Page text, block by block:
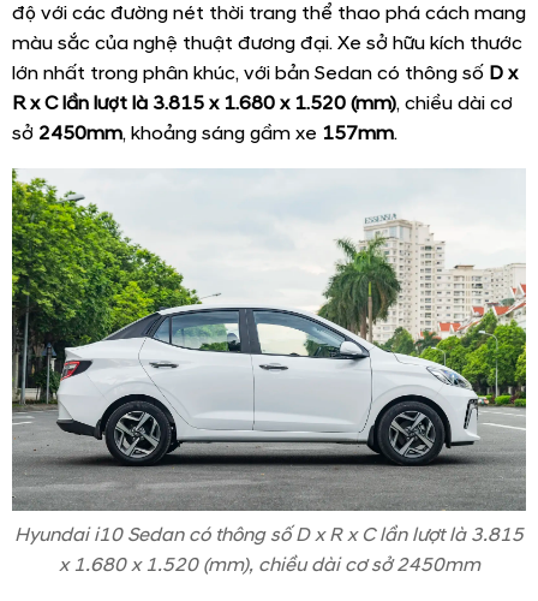
độ với các đường nét thời trang thể thao phá cách mang
màu sắc của nghệ thuật đương đại. Xe sở hữu kích thước
lớn nhất trong phân khúc, với bản Sedan có thông số D x
R x C lần lượt là 3.815 x 1.680 x 1.520 (mm), chiều dài cơ
sở 2450mm, khoảng sáng gầm xe 157mm.
Hyundai i10 Sedan có thông số D x R x C lần lượt là 3.815
x 1.680 x 1.520 (mm), chiều dài cơ sở 2450mm